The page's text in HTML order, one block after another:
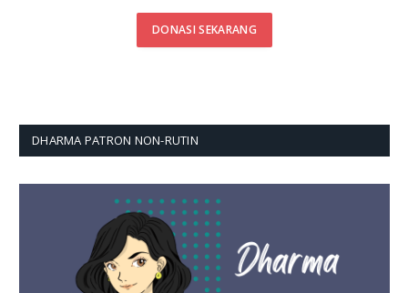
DONASI SEKARANG
DHARMA PATRON NON-RUTIN